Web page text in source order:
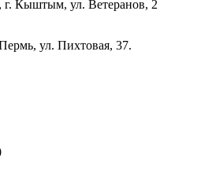
г. Кыштым, ул. Ветеранов, 2
ул. Пихтовая, 37.